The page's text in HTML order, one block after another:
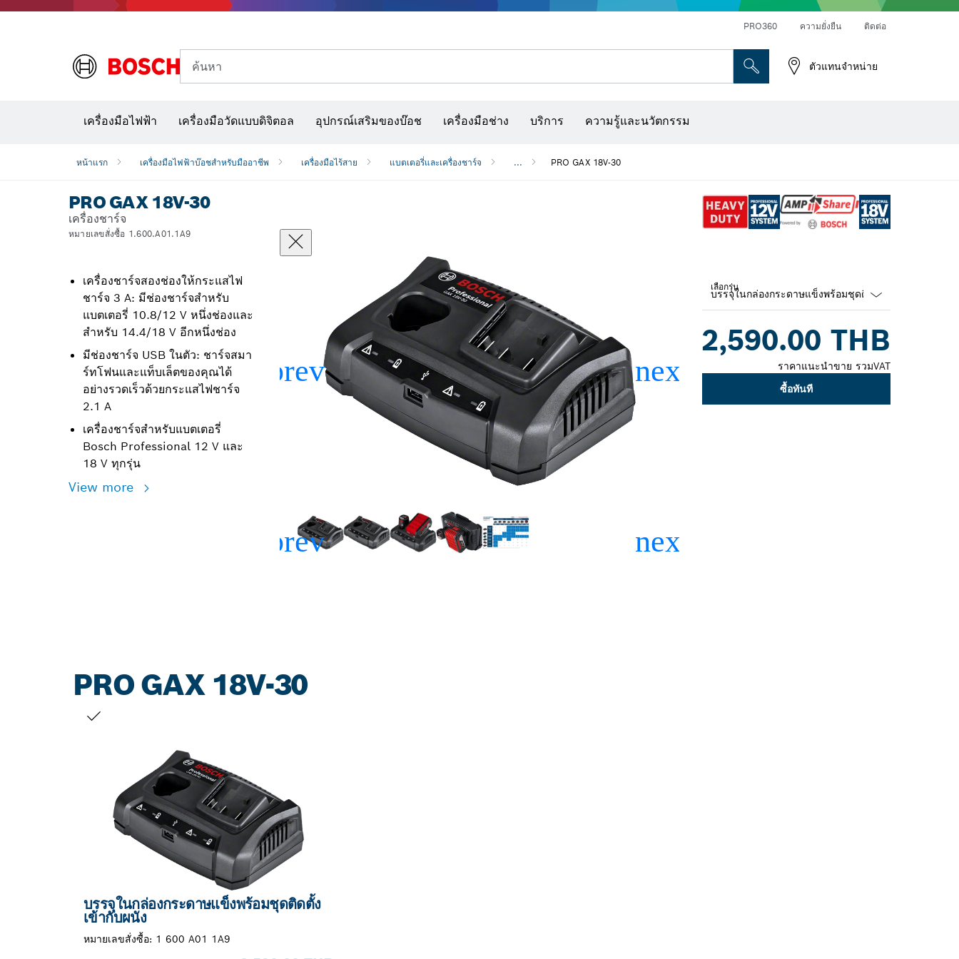
PRO360 ความยั่งยืน ติดต่อ
ค้นหา ตัวแทนจำหน่าย
เครื่องมือไฟฟ้า เครื่องมือวัดแบบดิจิตอล อุปกรณ์เสริมของบ๊อช เครื่องมือช่าง บริการ ความรู้และนวัตกรรม
หน้าแรก เครื่องมือไฟฟ้าบ๊อชสำหรับมืออาชีพ เครื่องมือไร้สาย แบตเตอรี่และเครื่องชาร์จ ... PRO GAX 18V-30
PRO GAX 18V-30
เครื่องชาร์จ
หมายเลขสั่งซื้อ 1.600.A01.1A9
เครื่องชาร์จสองช่องให้กระแสไฟ
ชาร์จ 3 A: มีช่องชาร์จสำหรับ
แบตเตอรี่ 10.8/12 V หนึ่งช่องและ
สำหรับ 14.4/18 V อีกหนึ่งช่อง
มีช่องชาร์จ USB ในตัว: ชาร์จสมา
ร์ทโฟนและแท็บเล็ตของคุณได้
อย่างรวดเร็วด้วยกระแสไฟชาร์จ
2.1 A
เครื่องชาร์จสำหรับแบตเตอรี่
Bosch Professional 12 V และ
18 V ทุกรุ่น
View more
เลือกรุ่น
closed
2,590.00 THB
ราคาแนะนำขาย รวมVAT
ซื้อทันที
PRO GAX 18V-30
บรรจุในกล่องกระดาษแข็งพร้อมชุดติดตั้ง
เข้ากับผนัง
หมายเลขสั่งซื้อ: 1 600 A01 1A9